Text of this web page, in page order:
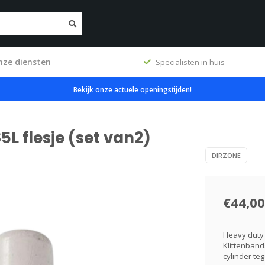
diensten Specialisten in huis
Bekijk onze actuele openingstijden!
flesje (set van2)
DIRZONE
€44,00
Heavy
cylinder